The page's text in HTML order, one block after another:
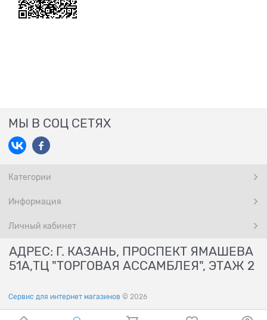
МЫ В СОЦ СЕТЯХ
Категории
Информация
Личный кабинет
АДРЕС: Г. КАЗАНЬ, ПРОСПЕКТ ЯМАШЕВА
51А,ТЦ "ТОРГОВАЯ АССАМБЛЕЯ", ЭТАЖ 2
Сервис для интернет магазинов © 2026